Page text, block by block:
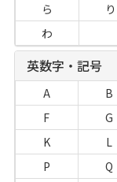
ら
り
わ
英数字・記号
A B
F
G
K
L
P
Q